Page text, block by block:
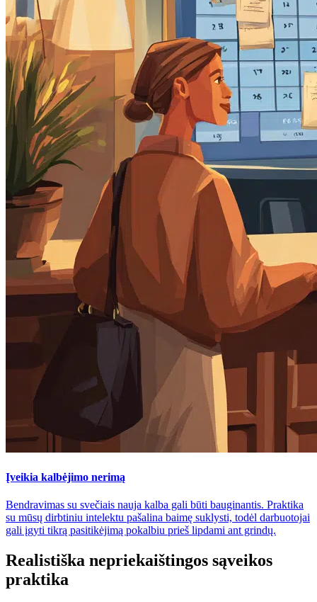
Įveikia kalbėjimo nerimą
Bendravimas su svečiais nauja kalba gali būti bauginantis. Praktika
su mūsų dirbtiniu intelektu pašalina baimę suklysti, todėl darbuotojai
gali įgyti tikrą pasitikėjimą pokalbiu prieš lipdami ant grindų.
Realistiška nepriekaištingos sąveikos
praktika